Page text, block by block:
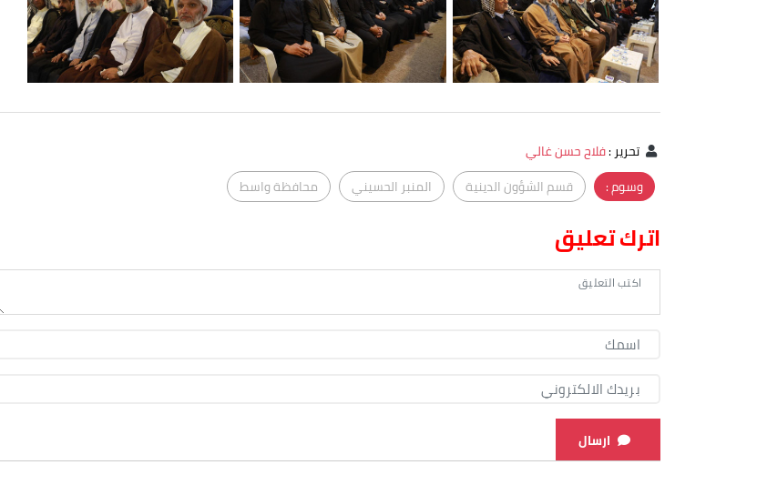
تحرير:فلاح حسن غالي
وسوم :
قسم الشؤون الدينية المنبر الحسيني محافظة واسط
اترك تعليق
ارسال